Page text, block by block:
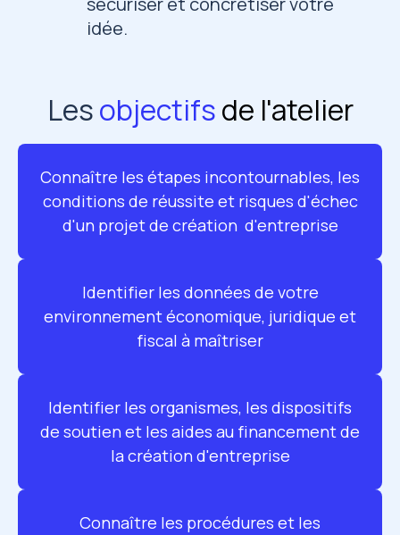
idée.
Lesobjectifsde l'atelier
Connaître les étapes incontournables, les
conditions de réussite et risques d'échec
d'un projet de création d'entreprise
Identifier les données de votre
environnement économique, juridique et
fiscal à maîtriser
Identifier les organismes, les dispositifs
de soutien et les aides au financement de
la création d'entreprise
Connaître les procédures et les